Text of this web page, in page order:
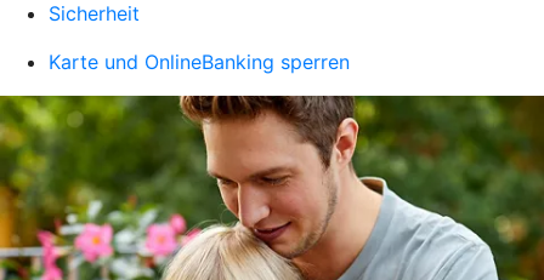
Sicherheit
Karte und OnlineBanking sperren